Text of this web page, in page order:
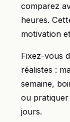
comparez
heures.
motivation
Fixez-vous
réalistes :
semaine,
ou
jours.